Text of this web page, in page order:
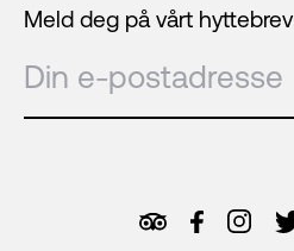
Meld deg på vårt hyttebrev
E-post